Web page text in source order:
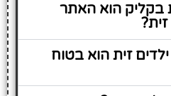
הוא האתר
זית הוא בטוח